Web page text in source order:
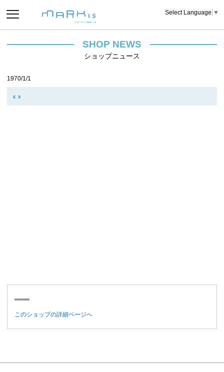
Select Language ▼
SHOP NEWS
ショップニュース
1970/1/1
このショップの詳細ページへ